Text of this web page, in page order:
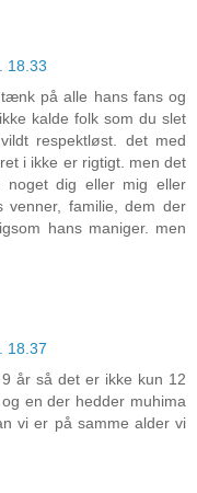
18.33
på alle hans fans og
kalde folk som du slet
respektløst. det med
i ikke er rigtigt. men det
dig eller mig eller
venner, familie, dem der
hans maniger. men
18.37
år så det er ikke kun 12
en der hedder muhima
vi er på samme alder vi